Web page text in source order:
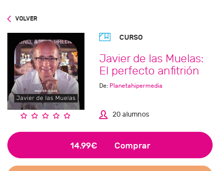
VOLVER
CURSO
Javier de las Muelas:
El perfecto anfitrión
De: Planetahipermedia
20 alumnos
14.99€ Comprar